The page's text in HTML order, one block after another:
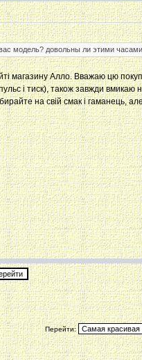
модель? довольны ли этими
магазину Алло. Вважаю цю
і тиск), також завжди вмикаю
на свій смак і гаманець,
Перейти: